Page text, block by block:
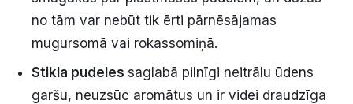
no tām var nebūt tik ērti pārnēsājamas
mugursomā vai rokassomiņā.
Stikla pudeles saglabā pilnīgi neitrālu ūdens
garšu, neuzsūc aromātus un ir videi draudzīga